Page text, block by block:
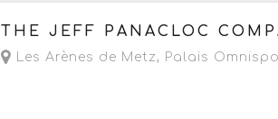
Le vendredi 18 septembre 2026 à
THE JEFF PANACLOC
Les Arènes de Metz, Palais